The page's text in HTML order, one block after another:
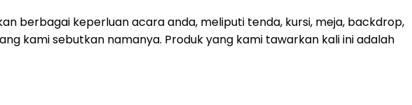
berbagai keperluan acara anda, meliputi tenda, kursi, meja, backdrop,
kami sebutkan namanya. Produk yang kami tawarkan kali ini adalah